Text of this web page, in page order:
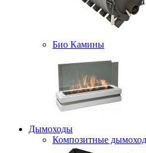
Био Камины
Дымоходы
Композитные